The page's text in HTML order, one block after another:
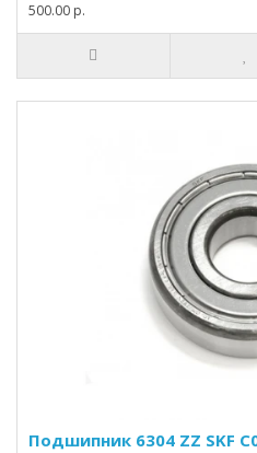
500.00 р.
Подшипник 6304 ZZ SKF